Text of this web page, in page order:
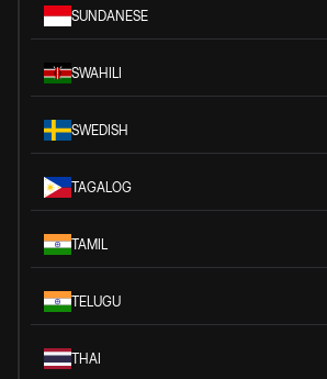
SUNDANESE
SWAHILI
SWEDISH
TAGALOG
TAMIL
TELUGU
THAI